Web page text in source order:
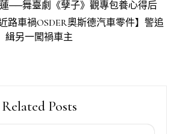
──舞臺劇《孽子》觀專包養心得后
路車禍OSDER奧斯德汽車零件】警追
緝另一闖禍車主
Related Posts